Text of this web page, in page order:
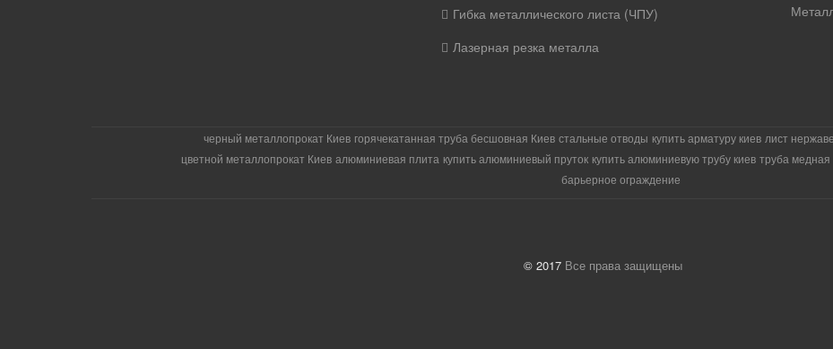
Гибка металлического листа (ЧПУ)
Лазерная резка металла
черный металлопрокат Киев горячекатанная труба бесшовная Киев стальные отводы купить арматуру киев лист
цветной металлопрокат Киев алюминиевая плита купить алюминиевый пруток купить алюминиевую трубу киев труба медная
барьерное ограждение
© 2017Все права защищены